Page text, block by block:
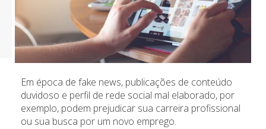
Em época de fake news, publicações de conteúdo
duvidoso e perfil de rede social mal elaborado, por
exemplo, podem prejudicar sua carreira profissional
ou sua busca por um novo emprego.